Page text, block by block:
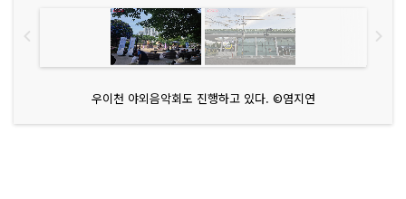
우이천 야외음악회도 진행하고 있다. ©염지연